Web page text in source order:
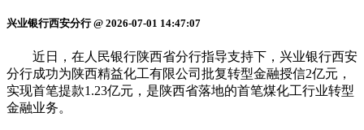
兴业银行西安分行 @ 2026-07-01 14:47:07
近日，在人民银行陕西省分行指导支持下，兴业银行西安
分行成功为陕西精益化工有限公司批复转型金融授信2亿元，
实现首笔提款1.23亿元，是陕西省落地的首笔煤化工行业转型
金融业务。